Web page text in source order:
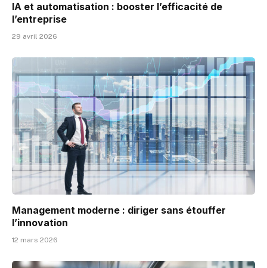
IA et automatisation : booster l’efficacité de
l’entreprise
29 avril 2026
Management moderne : diriger sans étouffer
l’innovation
12 mars 2026